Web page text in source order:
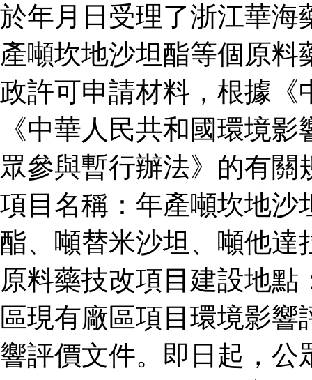
於年月日受理了浙江華海
產噸坎地沙坦酯等個原
政許可申請材料，根據《
《中華人民共和國環境
眾參與暫行辦法》的有
項目名稱：年產噸坎地沙
酯、噸替米沙坦、噸他達
原料藥技改項目建設地
區現有廠區項目環境影
響評價文件。即日起，公